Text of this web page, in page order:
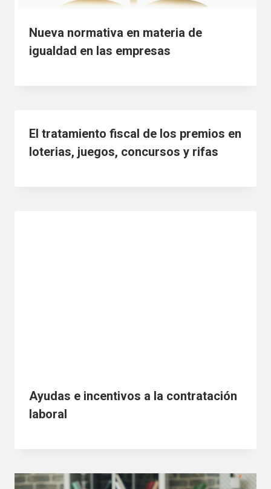
Nueva normativa en materia de
igualdad en las empresas
El tratamiento fiscal de los premios en
loterias, juegos, concursos y rifas
Ayudas e incentivos a la contratación
laboral